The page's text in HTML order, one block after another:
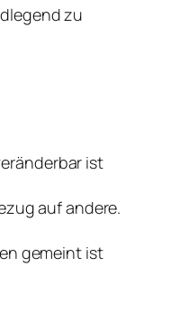
zu
ist
auf andere.
gemeint ist